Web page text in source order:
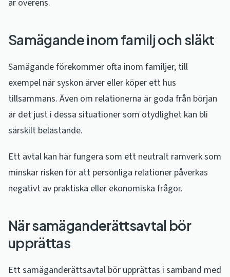
är överens.
Samägande inom familj och släkt
Samägande förekommer ofta inom familjer, till
exempel när syskon ärver eller köper ett hus
tillsammans. Även om relationerna är goda från början
är det just i dessa situationer som otydlighet kan bli
särskilt belastande.
Ett avtal kan här fungera som ett neutralt ramverk som
minskar risken för att personliga relationer påverkas
negativt av praktiska eller ekonomiska frågor.
När samäganderättsavtal bör
upprättas
Ett samäganderättsavtal bör upprättas i samband med